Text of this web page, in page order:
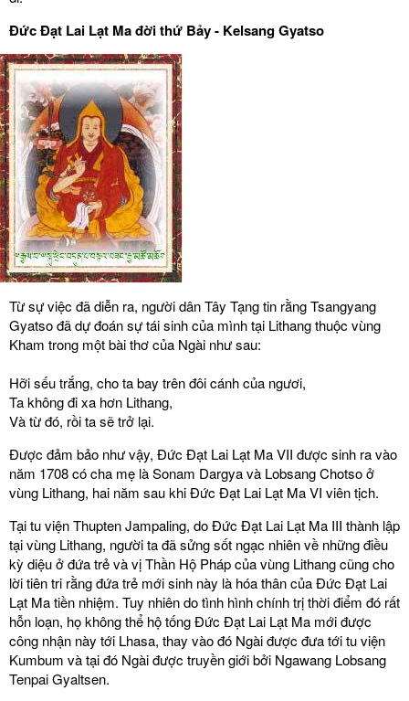
Đức Đạt Lai Lạt Ma đời thứ Bảy - Kelsang Gyatso
Từ sự việc đã diễn ra, người dân Tây Tạng tin rằng Tsangyang
Gyatso đã dự đoán sự tái sinh của mình tại Lithang thuộc vùng
Kham trong một bài thơ của Ngài như sau:
Hỡi sếu trắng, cho ta bay trên đôi cánh của ngươi,
Ta không đi xa hơn Lithang,
Và từ đó, rồi ta sẽ trở lại.
Được đảm bảo như vậy, Đức Đạt Lai Lạt Ma VII được sinh ra vào
năm 1708 có cha mẹ là Sonam Dargya và Lobsang Chotso ở
vùng Lithang, hai năm sau khi Đức Đạt Lai Lạt Ma VI viên tịch.
Tại tu viện Thupten Jampaling, do Đức Đạt Lai Lạt Ma III thành lập
tại vùng Lithang, người ta đã sửng sốt ngạc nhiên về những điều
kỳ diệu ở đứa trẻ và vị Thần Hộ Pháp của vùng Lithang cũng cho
lời tiên tri rằng đứa trẻ mới sinh này là hóa thân của Đức Đạt Lai
Lạt Ma tiền nhiệm. Tuy nhiên do tình hình chính trị thời điểm đó rất
hỗn loạn, họ không thể hộ tống Đức Đạt Lai Lạt Ma mới được
công nhận này tới Lhasa, thay vào đó Ngài được đưa tới tu viện
Kumbum và tại đó Ngài được truyền giới bởi Ngawang Lobsang
Tenpai Gyaltsen.